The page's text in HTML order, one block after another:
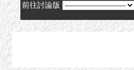
前往討論版